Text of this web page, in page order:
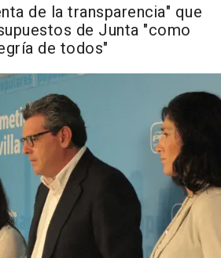
de la transparencia" que
de Junta "como
de todos"